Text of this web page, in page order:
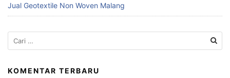
Jual Geotextile Non Woven Malang
Cari
untuk:
KOMENTAR TERBARU